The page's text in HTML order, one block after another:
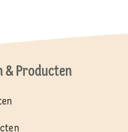
& Producten